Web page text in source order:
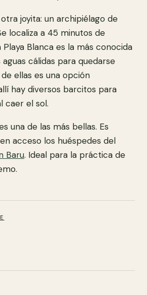
joyita: un archipiélago de
localiza a 45 minutos de
Playa Blanca es la más conocida
cálidas para quedarse
ellas es una opción
hay diversos barcitos para
caer el sol.
una de las más bellas. Es
acceso los huéspedes del
Baru. Ideal para la práctica de